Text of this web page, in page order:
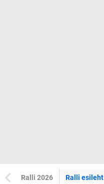
Ralli 2026 Ralli esileht